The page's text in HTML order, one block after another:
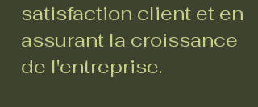
satisfaction client et en
assurant la croissance
de l'entreprise.